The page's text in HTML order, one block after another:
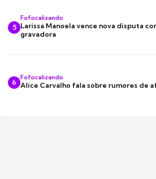
5
Fofocalizando
Larissa Manoela vence nova disputa
gravadora
6
Fofocalizando
Alice Carvalho fala sobre rumores de